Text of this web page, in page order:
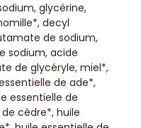
glycérine,
decyl
de sodium,
sodium, acide
de glycéryle, miel*,
de ade*,
essentielle de
cèdre*, huile